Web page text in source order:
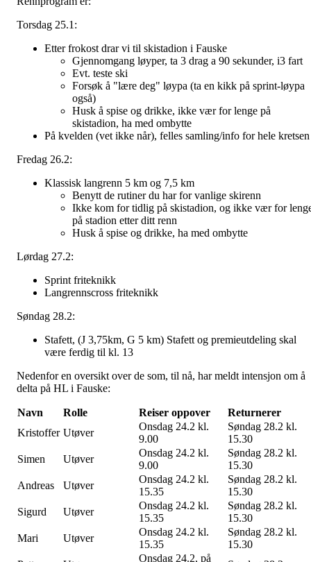
Torsdag 25.1:
Etter frokost drar vi til skistadion i Fauske
Gjennomgang løyper, ta 3 drag a 90 sekunder, i3 fart
Evt. teste ski
Forsøk å "lære deg" løypa (ta en kikk på sprint-løypa
også)
Husk å spise og drikke, ikke vær for lenge på
skistadion, ha med ombytte
På kvelden (vet ikke når), felles samling/info for hele kretsen
Fredag 26.2:
Klassisk langrenn 5 km og 7,5 km
Benytt de rutiner du har for vanlige skirenn
Ikke kom for tidlig på skistadion, og ikke vær for
på stadion etter ditt renn
Husk å spise og drikke, ha med ombytte
Lørdag 27.2:
Sprint friteknikk
Langrennscross friteknikk
Søndag 28.2:
Stafett, (J 3,75km, G 5 km) Stafett og premieutdeling skal
være ferdig til kl. 13
Nedenfor en oversikt over de som, til nå, har meldt intensjon om å
delta på HL i Fauske:
Navn Rolle Reiser oppover
Returnerer
Kristoffer Utøver
Onsdag 24.2 kl.
9.00
Søndag 28.2 kl.
15.30
Simen
Utøver
Onsdag 24.2 kl.
9.00
Søndag 28.2 kl.
15.30
Andreas
Utøver
Onsdag 24.2 kl.
15.35
Søndag 28.2 kl.
15.30
Sigurd
Utøver
Onsdag 24.2 kl.
15.35
Søndag 28.2 kl.
15.30
Mari
Utøver
Onsdag 24.2 kl.
15.35
Søndag 28.2 kl.
15.30
Onsdag 24.2, på